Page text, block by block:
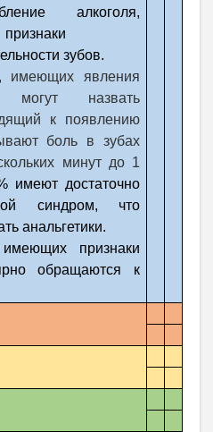
алкоголя,
признаки
зубов.
имеющих явления
могут назвать
к появлению
боль в зубах
минут до 1
достаточно
синдром, что
анальгетики.
признаки
обращаются к